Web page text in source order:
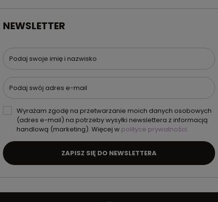
NEWSLETTER
Podaj swoje imię i nazwisko
Podaj swój adres e-mail
Wyrażam zgodę na przetwarzanie moich danych osobowych
(adres e-mail) na potrzeby wysyłki newslettera z informacją
handlową (marketing). Więcej w polityce prywatności.
ZAPISZ SIĘ DO NEWSLETTERA